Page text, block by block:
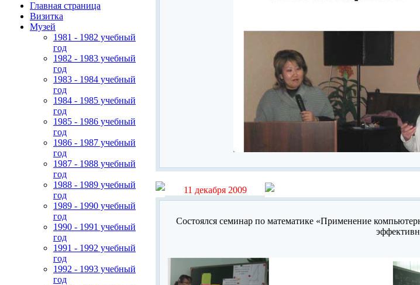
Главная страница
Визитка
Музей
1981 - 1982 учебный
год
1982 - 1983 учебный
год
1983 - 1984 учебный
год
1984 - 1985 учебный
год
1985 - 1986 учебный
год
1986 - 1987 учебный
год
1987 - 1988 учебный
год
1988 - 1989 учебный
год
1989 - 1990 учебный
год
1990 - 1991 учебный
год
1991 - 1992 учебный
год
1992 - 1993 учебный
год
11 декабря 2009
Состоялся семинар по математике «Применение